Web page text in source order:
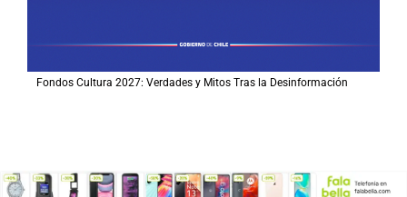
Fondos Cultura 2027: Verdades y Mitos Tras la Desinformación